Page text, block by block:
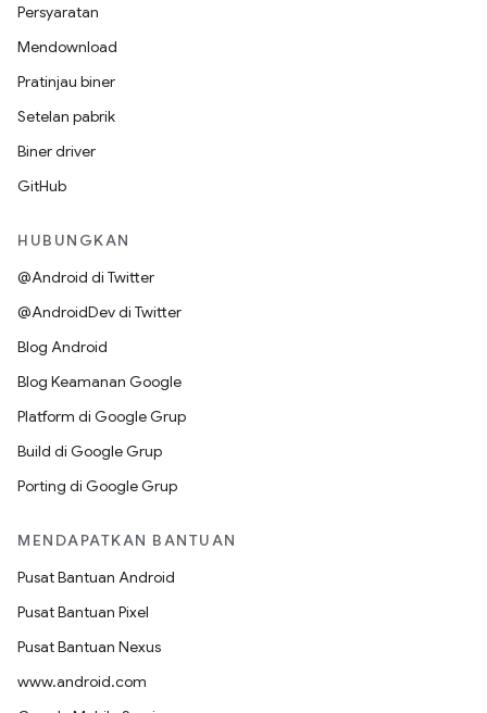
Persyaratan
Mendownload
Pratinjau biner
Setelan pabrik
Biner driver
GitHub
HUBUNGKAN
@Android di Twitter
@AndroidDev di Twitter
Blog Android
Blog Keamanan Google
Platform di Google Grup
Build di Google Grup
Porting di Google Grup
MENDAPATKAN BANTUAN
Pusat Bantuan Android
Pusat Bantuan Pixel
Pusat Bantuan Nexus
www.android.com